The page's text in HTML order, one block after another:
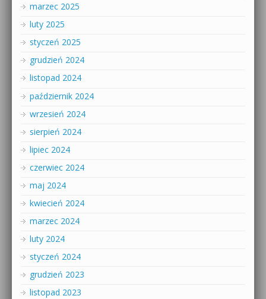
marzec 2025
luty 2025
styczeń 2025
grudzień 2024
listopad 2024
październik 2024
wrzesień 2024
sierpień 2024
lipiec 2024
czerwiec 2024
maj 2024
kwiecień 2024
marzec 2024
luty 2024
styczeń 2024
grudzień 2023
listopad 2023